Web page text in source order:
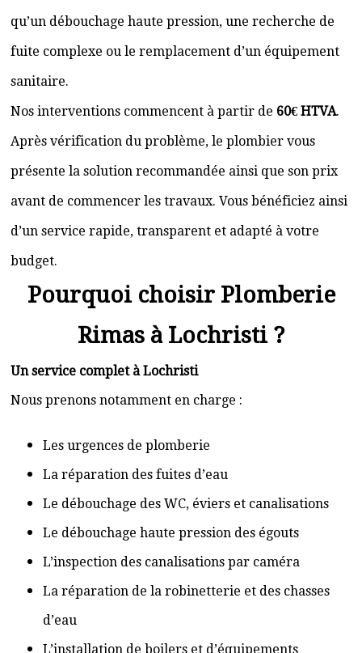
qu’un débouchage haute pression, une recherche de
fuite complexe ou le remplacement d’un équipement
sanitaire.
Nos interventions commencent à partir de 60€ HTVA.
Après vérification du problème, le plombier vous
présente la solution recommandée ainsi que son prix
avant de commencer les travaux. Vous bénéficiez ainsi
d’un service rapide, transparent et adapté à votre
budget.
Pourquoi choisir Plomberie
Rimas à Lochristi ?
Un service complet à Lochristi
Nous prenons notamment en charge :
Les urgences de plomberie
La réparation des fuites d’eau
Le débouchage des WC, éviers et canalisations
Le débouchage haute pression des égouts
L’inspection des canalisations par caméra
La réparation de la robinetterie et des chasses
d’eau
L’installation de boilers et d’équipements